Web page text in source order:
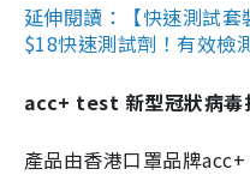
延伸閱讀：【快速測試
$18快速測試劑！有效
acc+ test 新型冠狀病毒
產品由香港口罩品牌